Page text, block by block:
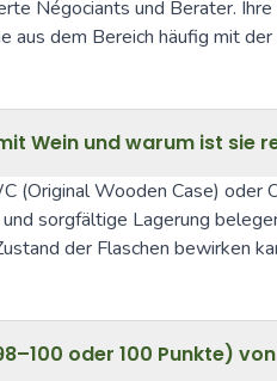
Négociants und Berater.
aus dem Bereich häufig mit
Wein und warum ist sie
Wooden Case) oder
sorgfältige Lagerung
der Flaschen bewirken
oder 100 Punkte)